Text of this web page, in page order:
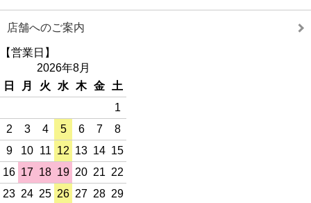
店舗へのご案内
【営業日】
2026年8月
日
月 火 水 木 金
土
1
2
3 4 5 6 7
8
9
10 11 12 13 14 15
16 17 18 19 20 21 22
23 24 25 26 27 28 29